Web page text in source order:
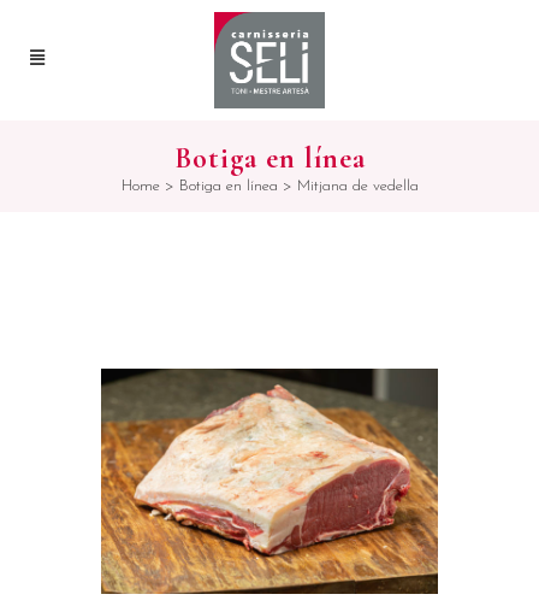
Botiga en línea
Home> Botiga en línea > Mitjana de vedella